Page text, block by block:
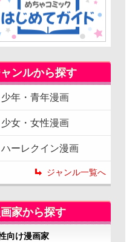
ンルから探す
少年・青年漫画
少女・女性漫画
ハーレクイン漫画
ジャンル一覧へ
家から探す
向け漫画家